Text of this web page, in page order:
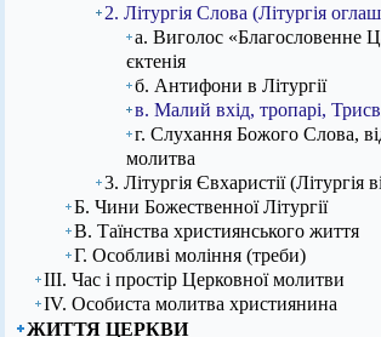
2. Літургія Слова (Літургія
а. Виголос «Благословенне
єктенія
б. Антифони в Літургії
в. Малий вхід, тропарі,
г. Слухання Божого Слова,
молитва
3. Літургія Євхаристії (Літургія
Б. Чини Божественної Літургії
В. Таїнства християнського життя
Г. Особливі моління (треби)
ІІІ. Час і простір Церковної молитви
ІV. Особиста молитва християнина
ЖИТТЯ ЦЕРКВИ